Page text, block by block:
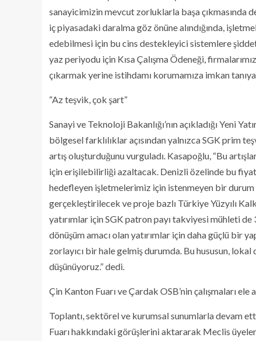
sanayicimizin mevcut zorluklarla başa çıkmasında
iç piyasadaki daralma göz önüne alındığında,
edebilmesi için bu cins destekleyici sistemlere
yaz periyodu için Kısa Çalışma Ödeneği,
çıkarmak yerine istihdamı korumamıza imkan
“Az teşvik, çok şart”
Sanayi ve Teknoloji Bakanlığı’nın açıkladığı Yeni
bölgesel farklılıklar açısından yalnızca SGK prim
artış oluşturduğunu vurguladı. Kasapoğlu, “Bu
için erişilebilirliği azaltacak. Denizli özelinde bu
hedefleyen işletmelerimiz için istenmeyen bir
gerçekleştirilecek ve proje bazlı Türkiye Yüzyılı
yatırımlar için SGK patron payı takviyesi mühleti
dönüşüm amacı olan yatırımlar için daha güçlü bir
zorlayıcı bir hale gelmiş durumda. Bu hususun,
düşünüyoruz.” dedi.
Çin Kanton Fuarı ve Çardak OSB’nin çalışmaları ele
Toplantı, sektörel ve kurumsal sunumlarla devam
Fuarı hakkındaki görüşlerini aktararak Meclis